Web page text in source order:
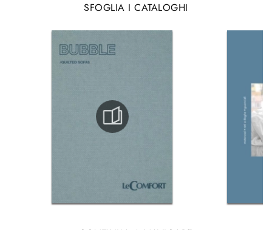
SFOGLIA I CATALOGHI